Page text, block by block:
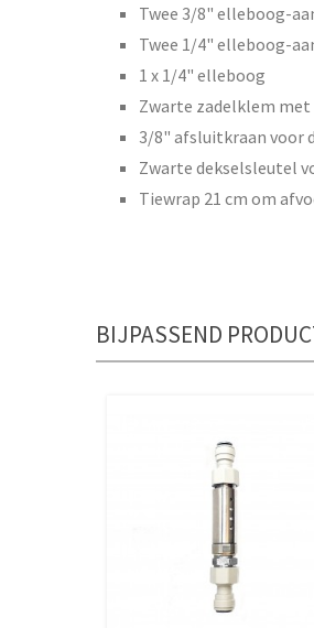
Twee 3/8" elleboog-
Twee 1/4" elleboog-
1 x 1/4" elleboog
Zwarte zadelklem
3/8" afsluitkraan voor
Zwarte dekselsleutel
Tiewrap 21 cm om
BIJPASSEND